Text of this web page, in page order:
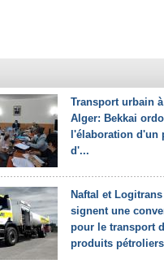
Transport urbain à
Alger: Bekkai
l'élaboration d'un
d'...
Naftal et Logitrans
signent une
pour le transport
produits